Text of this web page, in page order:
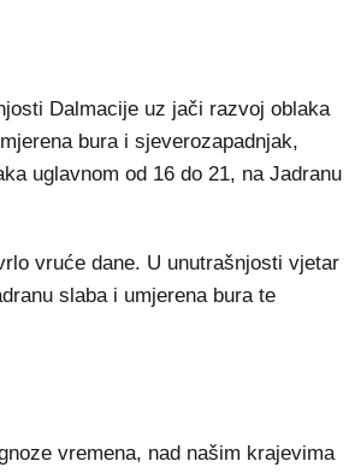
Dalmacije uz jači razvoj oblaka
bura i sjeverozapadnjak,
uglavnom od 16 do 21, na Jadranu
vruće dane. U unutrašnjosti vjetar
slaba i umjerena bura te
vremena, nad našim krajevima